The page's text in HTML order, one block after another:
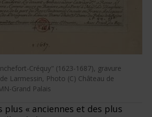
Créquy" (1623-1687), gravure
Larmessin, Photo (C) Château de
Grand Palais
plus « anciennes et des plus